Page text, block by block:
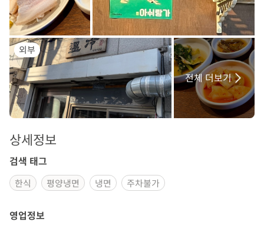
외부
전체 더보기
상세정보
검색 태그
한식 평양냉면 냉면 주차불가
영업정보